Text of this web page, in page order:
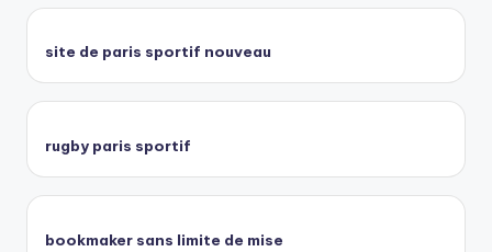
site de paris sportif nouveau
rugby paris sportif
bookmaker sans limite de mise